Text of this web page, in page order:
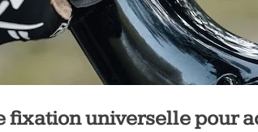
fixation universelle pour